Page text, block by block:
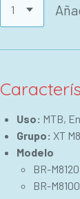
Uso: MTB,
Grupo: XT
Modelo
BR-
BR-